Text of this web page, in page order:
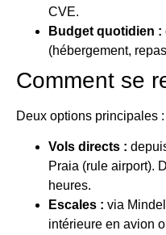
CVE.
Budget quotidien :
(hébergement,
Comment se
Deux options principales :
Vols directs :
Praia (rule airport).
heures.
Escales : via
intérieure en avion